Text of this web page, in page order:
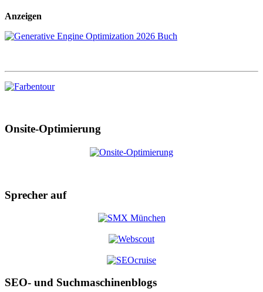
Anzeigen
Onsite-Optimierung
Sprecher auf
SEO- und Suchmaschinenblogs